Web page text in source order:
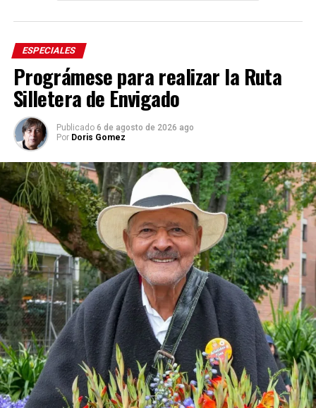
ESPECIALES
Prográmese para realizar la Ruta
Silletera de Envigado
Publicado 6 de agosto de 2026 ago
Por Doris Gomez